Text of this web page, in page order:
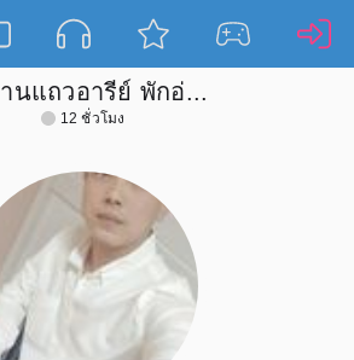
นแถวอารีย์ พักอ่...
12 ชั่วโมง